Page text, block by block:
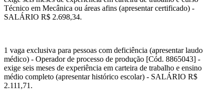
Técnico em Mecânica ou áreas afins (apresentar certificado) -
SALÁRIO R$ 2.698,34.
1 vaga exclusiva para pessoas com deficiência (apresentar laudo
médico) - Operador de processo de produção [Cód. 8865043] -
exige seis meses de experiência em carteira de trabalho e ensino
médio completo (apresentar histórico escolar) - SALÁRIO R$
2.111,71.